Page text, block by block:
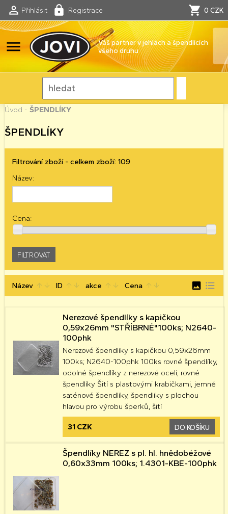
Přihlásit Registrace 0 CZK
menu
Váš partner v jehlách a špendlících
všeho druhu
Úvod - ŠPENDLÍKY
ŠPENDLÍKY
Filtrování zboží - celkem zboží: 109
Název:
Cena:
Název arrow_upward arrow_downward ID arrow_upward arrow_downward akce arrow_upward arrow_downward Cena arrow_upward arrow_downward image format_list_bulleted
Nerezové špendlíky s kapičkou
0,59x26mm "STŘÍBRNÉ"100ks; N2640-
100phk
Nerezové špendlíky s kapičkou 0,59x26mm
100ks; N2640-100phk 100ks rovné špendlíky,
odolné špendlíky z nerezové oceli, rovné
špendlíky Šití s ​​plastovými krabičkami, jemné
saténové špendlíky, špendlíky s plochou
hlavou pro výrobu šperků, šití
31 CZK DO KOŠÍKU
Špendlíky NEREZ s pl. hl. hnědobéžové
0,60x33mm 100ks; 1.4301-KBE-100phk